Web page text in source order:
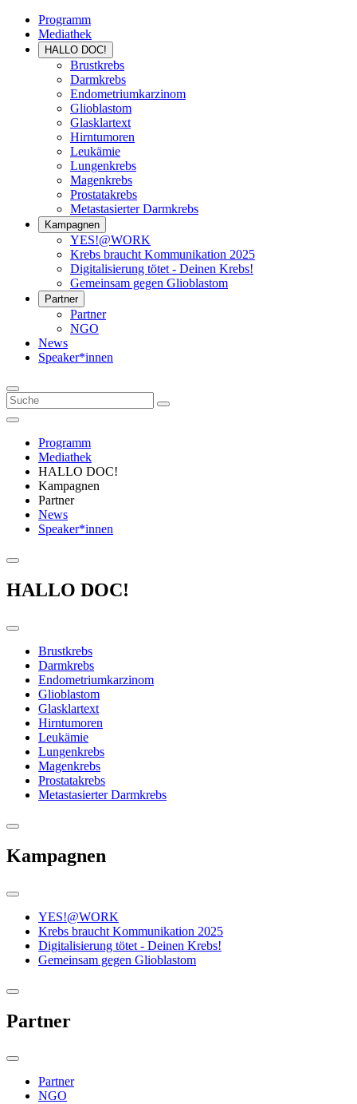
Programm
Mediathek
HALLO DOC!
Brustkrebs
Darmkrebs
Endometriumkarzinom
Glioblastom
Glasklartext
Hirntumoren
Leukämie
Lungenkrebs
Magenkrebs
Prostatakrebs
Metastasierter Darmkrebs
Kampagnen
YES!@WORK
Krebs braucht Kommunikation 2025
Digitalisierung tötet - Deinen Krebs!
Gemeinsam gegen Glioblastom
Partner
Partner
NGO
News
Speaker*innen
Programm
Mediathek
HALLO DOC!
Kampagnen
Partner
News
Speaker*innen
HALLO DOC!
Brustkrebs
Darmkrebs
Endometriumkarzinom
Glioblastom
Glasklartext
Hirntumoren
Leukämie
Lungenkrebs
Magenkrebs
Prostatakrebs
Metastasierter Darmkrebs
Kampagnen
YES!@WORK
Krebs braucht Kommunikation 2025
Digitalisierung tötet - Deinen Krebs!
Gemeinsam gegen Glioblastom
Partner
Partner
NGO